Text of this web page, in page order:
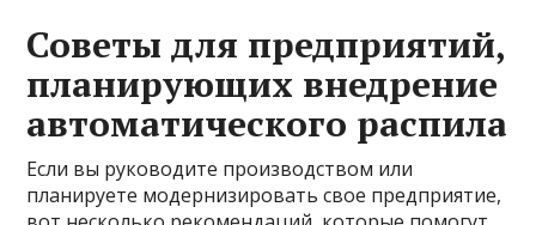
Советы для предприятий,
планирующих внедрение
автоматического распила
Если вы руководите производством или
планируете модернизировать свое предприятие,